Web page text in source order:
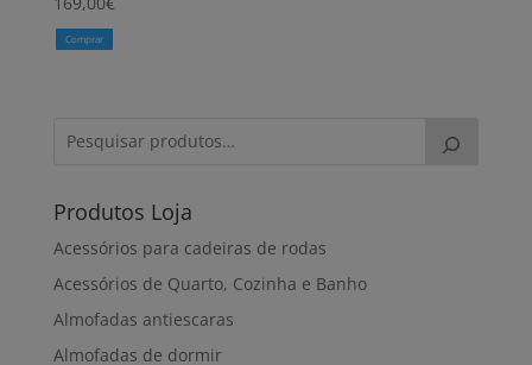
Comprar
Produtos Loja
Acessórios para cadeiras de rodas
Acessórios de Quarto, Cozinha e Banho
Almofadas antiescaras
Almofadas de dormir